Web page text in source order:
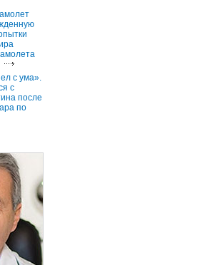
с ума».
с
после
по